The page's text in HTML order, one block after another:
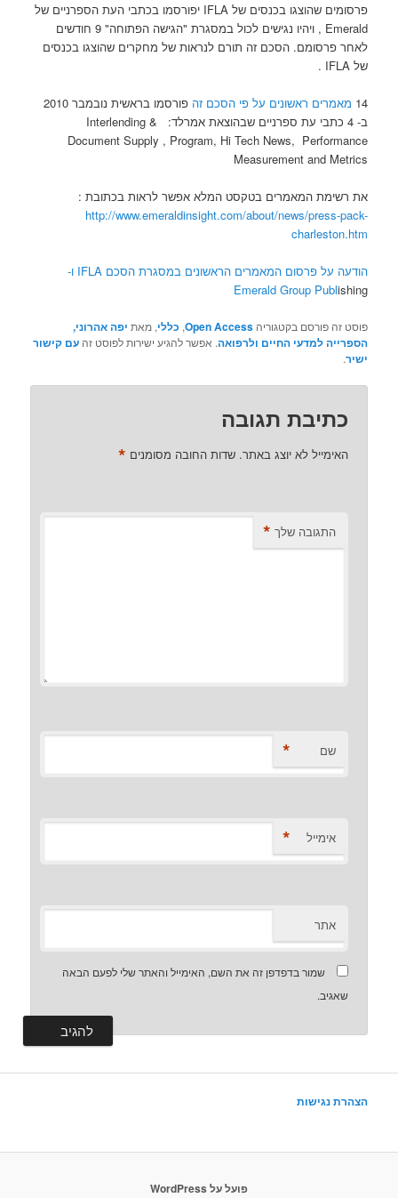
פרסומים שהוצגו בכנסים של IFLA יפורסמו בכתבי העת הספרניים של
Emerald , ויהיו נגישים לכול במסגרת "הגישה הפתוחה" 9 חודשים
לאחר פרסומם. הסכם זה תורם לנראות של מחקרים שהוצגו בכנסים
של IFLA .
14 מאמרים ראשונים על פי הסכם זה
ב- 4 כתבי עת ספרניים שבהוצאת אמרלד: Interlending &
Document Supply , Program, Hi Tech News, Performance
Measurement and Metrics
את רשימת המאמרים בטקסט המלא אפשר לראות בכתובת :
http://www.emeraldinsight.com/about/news/press-pack-
charleston.htm
הודעה על פרסום המאמרים הראשונים במסגרת הסכם IFLA ו-
Emerald Group Publishing
פוסט זה פורסם בקטגוריהOpen Access
, כללי, מאת יפה אהרוני,
הספרייה למדעי החיים ולרפואה. אפשר להגיע ישירות לפוסט זהעם קישור
ישיר.
כתיבת תגובה
האימייל לא יוצג באתר. שדות החובה מסומנים *
התגובה שלך *
שם *
אימייל *
אתר
שמור בדפדפן זה את השם, האימייל והאתר שלי לפעם הבאה
שאגיב.
הצהרת נגישות
פועל על WordPress